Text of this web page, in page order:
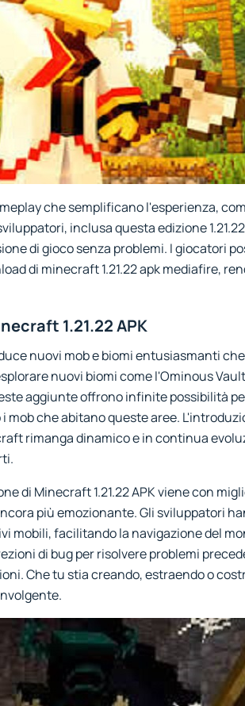
che semplificano l'esperienza,
inclusa questa edizione
di gioco senza problemi. I giocatori
di minecraft 1.21.22 apk mediafire,
1.21.22 APK
nuovi mob e biomi entusiasmanti
nuovi biomi come l'Ominous
aggiunte offrono infinite possibilità
che abitano queste aree.
rimanga dinamico e in continua
di Minecraft 1.21.22 APK viene con
più emozionante. Gli sviluppatori
mobili, facilitando la navigazione del
di bug per risolvere problemi
Che tu stia creando, estraendo o